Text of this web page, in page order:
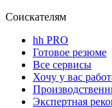
Соискателям
hh PRO
Готовое резюме
Все сервисы
Хочу у вас
Экспертная